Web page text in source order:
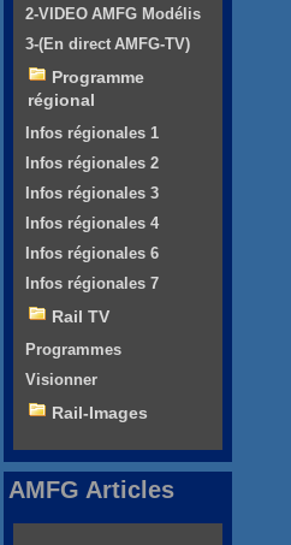
2-VIDEO AMFG Modélis
3-(En direct AMFG-TV)
Programme
régional
Infos régionales 1
Infos régionales 2
Infos régionales 3
Infos régionales 4
Infos régionales 6
Infos régionales 7
Rail TV
Programmes
Visionner
Rail-Images
AMFG Articles